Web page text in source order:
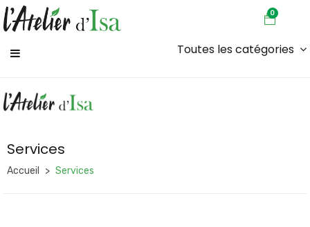
0
Toutes les catégories
Services
Accueil Services